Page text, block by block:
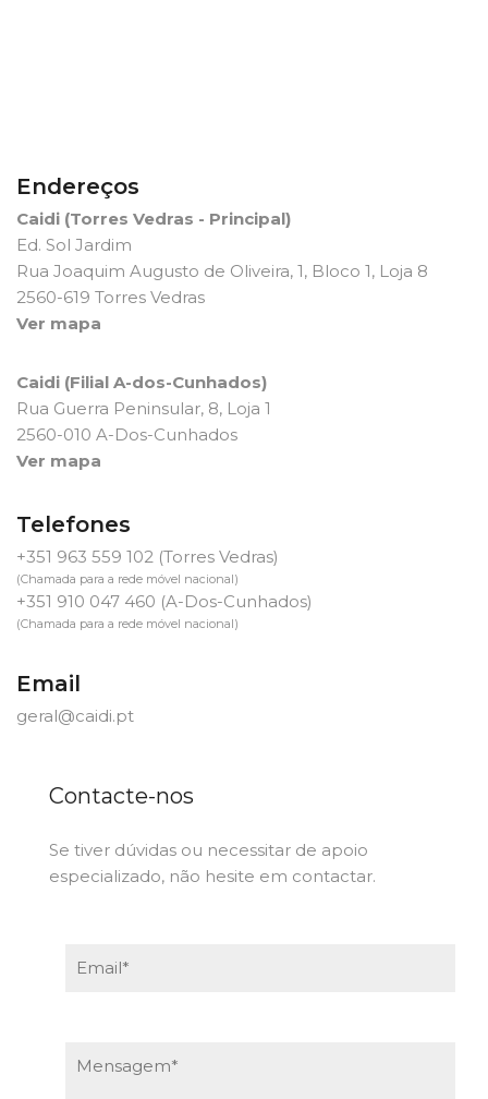
Endereços
Caidi (Torres Vedras - Principal)
Ed. Sol Jardim
Rua Joaquim Augusto de Oliveira, 1, Bloco 1, Loja 8
2560-619 Torres Vedras
Ver mapa
Caidi (Filial A-dos-Cunhados)
Rua Guerra Peninsular, 8, Loja 1
2560-010 A-Dos-Cunhados
Ver mapa
Telefones
+351 963 559 102 (Torres Vedras)
(Chamada para a rede móvel nacional)
+351 910 047 460 (A-Dos-Cunhados)
(Chamada para a rede móvel nacional)
Email
geral@caidi.pt
Contacte-nos
Se tiver dúvidas ou necessitar de apoio
especializado, não hesite em contactar.